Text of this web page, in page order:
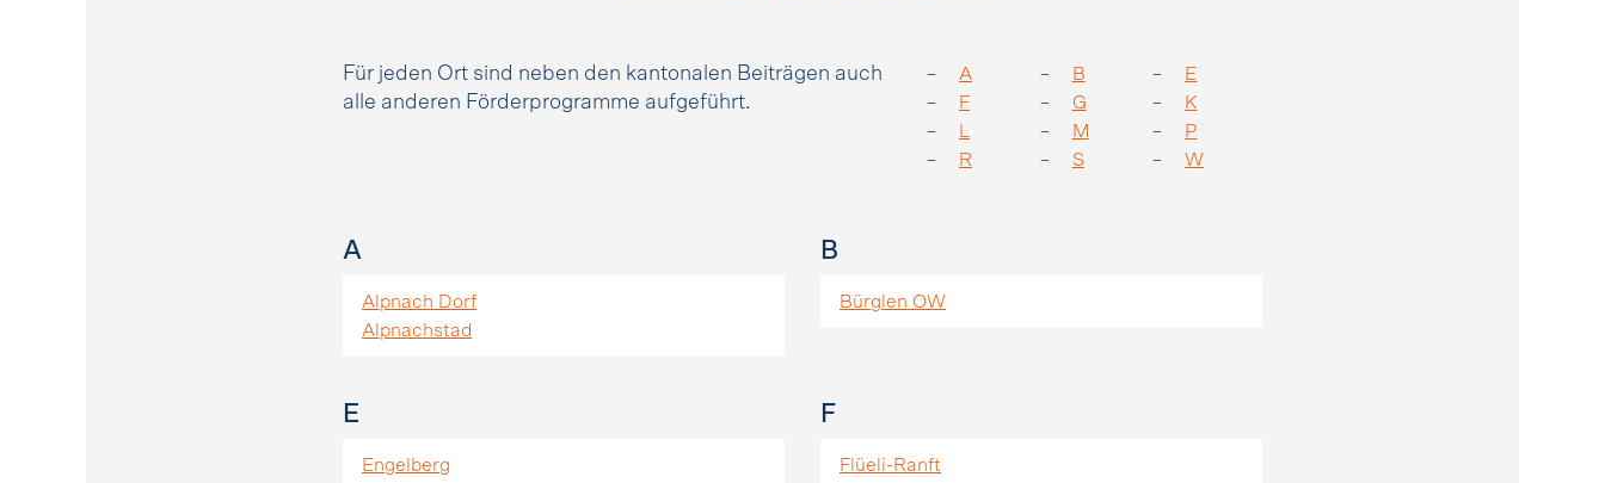
Für jeden Ort sind neben den kantonalen Beiträgen auch
alle anderen Förderprogramme aufgeführt.
A B
E
F
G
K
M
P
R
S W
A
Alpnach Dorf
Alpnachstad
B
Bürglen OW
E
Engelberg
F
Flüeli-Ranft